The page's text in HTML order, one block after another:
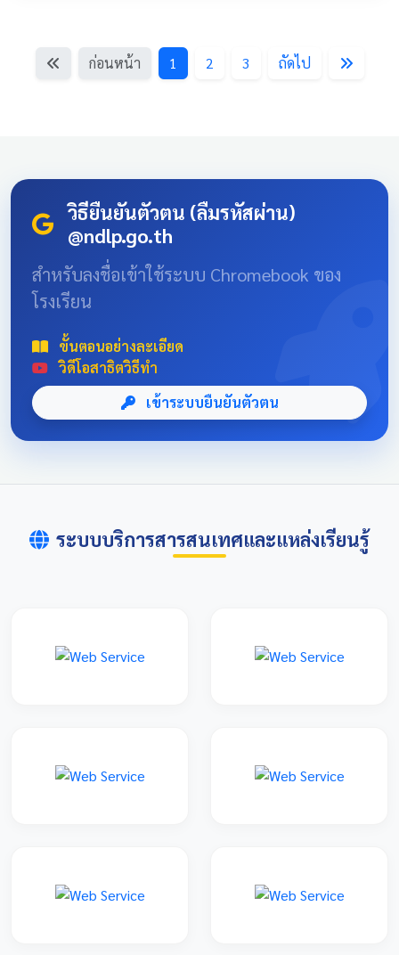
#003366 0%, #004080 100%); border-bottom: 5px solid
top: 10px; } .news-card-single::after { content: "🏆";
position: absolute; font-size: 8rem; bottom: -20px; right:
center; font-family: 'Sarabun', sans-serif; padding: 20px;
max-width: 800px; margin: 0 auto; } 📌 ข่าวประชาสัมพันธ์
แข่งขันและดูรายละเอียดเพิ่มเติม การแข่งขันศิลปหัตถกรรม
นักเรียนครั้งที่ 73 โซนอุบลเหนือ จังหวัดอุบลราชธานี
ก่อนหน้า 1 2 3 ถัดไป
วิธียืนยันตัวตน (ลืมรหัสผ่าน)
@ndlp.go.th
สำหรับลงชื่อเข้าใช้ระบบ Chromebook ของ
โรงเรียน
ขั้นตอนอย่างละเอียด
วิดีโอสาธิตวิธีทำ
เข้าระบบยืนยันตัวตน
ระบบบริการสารสนเทศและแหล่งเรียนรู้